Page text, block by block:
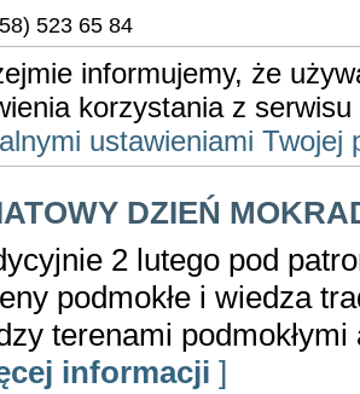
523 65 84
informujemy, że
korzystania z
ustawieniami Twojej
DZIEŃ
2 lutego pod
podmokłe i wiedza
terenami
informacji ]